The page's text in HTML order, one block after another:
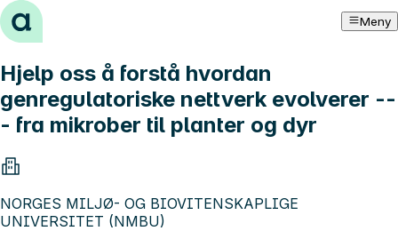
Hopp til innhold Meny
Hjelp oss å forstå hvordan
genregulatoriske nettverk evolverer --
- fra mikrober til planter og dyr
NORGES MILJØ- OG BIOVITENSKAPLIGE
UNIVERSITET (NMBU)